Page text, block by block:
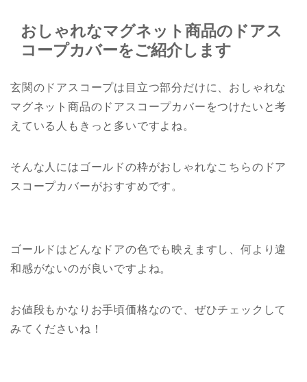
おしゃれなマグネット商品のドアス
コープカバーをご紹介します
玄関のドアスコープは目立つ部分だけに、おしゃれな
マグネット商品のドアスコープカバーをつけたいと考
えている人もきっと多いですよね。
そんな人にはゴールドの枠がおしゃれなこちらのドア
スコープカバーがおすすめです。
ゴールドはどんなドアの色でも映えますし、何より違
和感がないのが良いですよね。
お値段もかなりお手頃価格なので、ぜひチェックして
みてくださいね！